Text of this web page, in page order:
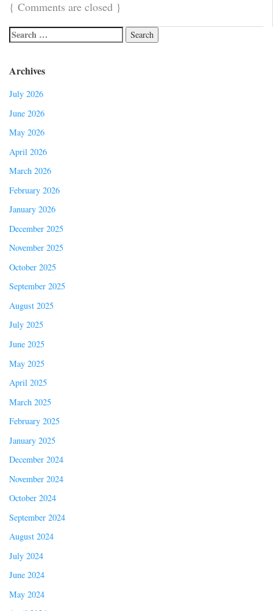
{ Comments are closed }
Archives
July 2026
June 2026
May 2026
April 2026
March 2026
February 2026
January 2026
December 2025
November 2025
October 2025
September 2025
August 2025
July 2025
June 2025
May 2025
April 2025
March 2025
February 2025
January 2025
December 2024
November 2024
October 2024
September 2024
August 2024
July 2024
June 2024
May 2024